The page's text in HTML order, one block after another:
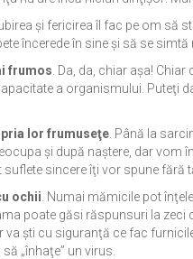
Iubirea şi fericirea îl fac pe om să
încerede în sine şi să se simtă
frumos . Da, da, chiar aşa!
a organismului. Puteţi
lor frumuseţe . Până la
şi după naştere, dar vom
sincere îţi vor spune
ochii . Numai mămicile pot
poate găsi răspunsuri la zeci
şti cu siguranţă ce fac
„înhaţe” un virus.